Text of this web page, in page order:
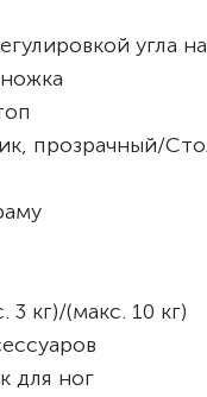
угла
прозрачный/
3 кг)/(макс. 10 кг)
для ног